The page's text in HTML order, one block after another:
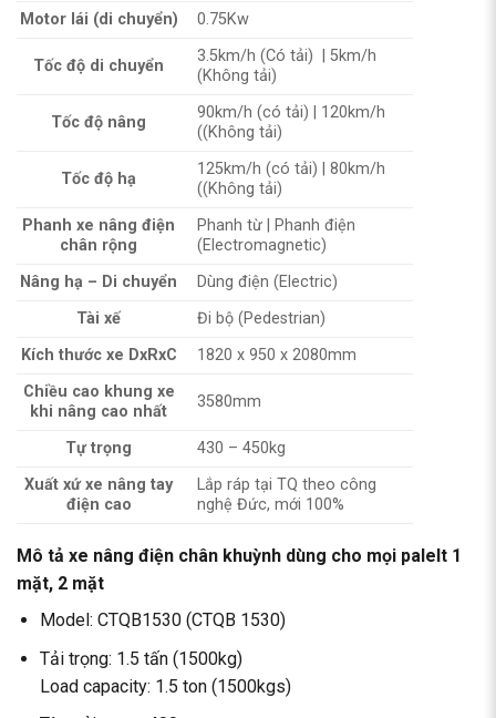
Motor lái (di chuyển)
0.75Kw
Tốc độ di chuyển
3.5km/h (Có tải) | 5km/h
(Không tải)
Tốc độ nâng
90km/h (có tải) | 120km/h
((Không tải)
Tốc độ hạ
125km/h (có tải) | 80km/h
((Không tải)
Phanh xe nâng điện
chân rộng
Phanh từ | Phanh điện
(Electromagnetic)
Nâng hạ – Di chuyển
Dùng điện (Electric)
Tài xế
Đi bộ (Pedestrian)
Kích thước xe DxRxC
1820 x 950 x 2080mm
Chiều cao khung xe
khi nâng cao nhất
3580mm
Tự trọng
430 – 450kg
Xuất xứ xe nâng tay
điện cao
Lắp ráp tại TQ theo công
nghệ Đức, mới 100%
Mô tả xe nâng điện chân khuỳnh dùng cho mọi palelt 1
mặt, 2 mặt
Model: CTQB1530 (CTQB 1530)
Tải trọng: 1.5 tấn (1500kg)
Load capacity: 1.5 ton (1500kgs)